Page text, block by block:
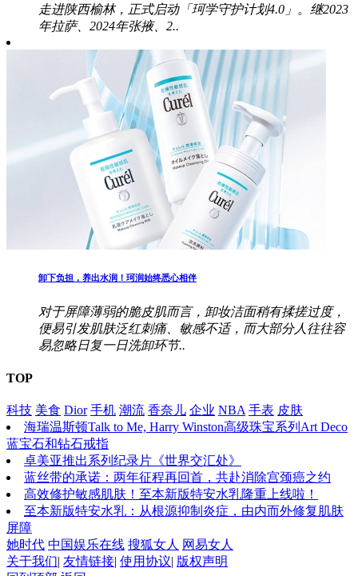
走进陕西榆林，正式启动「珂学守护计划4.0」。继2023
年拉萨、2024年张掖、2..
卸下负担，养出水润！珂润始终悉心相伴
对于屏障薄弱的脆皮肌而言，卸妆洁面稍有揉搓过度，
便易引发肌肤泛红刺痛、敏感不适，而大部分人往往容
易忽略日复一日洗卸环节..
TOP
科技 美食 Dior 手机 潮流 香奈儿 企业 NBA 手表 皮肤
海瑞温斯顿Talk to Me, Harry Winston高级珠宝系列Art Deco
蓝宝石和钻石戒指
卓美亚推出系列纪录片《世界交汇处》
蓝丝带的承诺：两年征程再回首，共赴消除宫颈癌之约
高效修护敏感肌肤！至本新版特安水乳隆重上线啦！
至本新版特安水乳：从根源抑制炎症，由内而外修复肌肤
屏障
她时代 中国娱乐在线 搜狐女人 网易女人
关于我们| 友情链接| 使用协议| 版权声明